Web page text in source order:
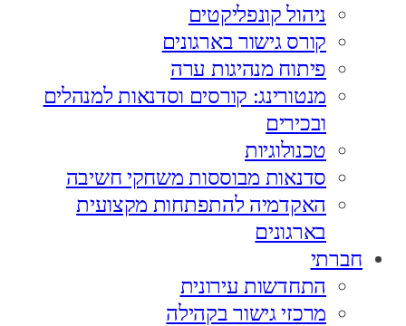
ניהול קונפליקטים
קורס גישור בארגונים
פיתוח מנהיגות ערה
מנטורינג: קורסים וסדנאות למנהלים
ובכירים
טכנולוגיות
סדנאות מבוססות משחקי חשיבה
האקדמיה להתפתחות מקצועית
בארגונים
חברתי
התחדשות עירונית
מרכזי גישור בקהילה